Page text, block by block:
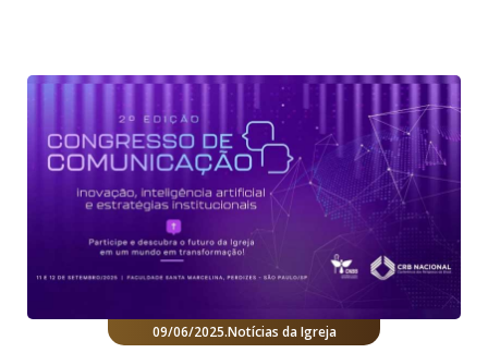
09/06/2025.Notícias da Igreja